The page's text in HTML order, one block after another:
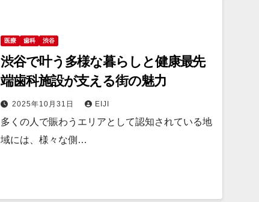
医療 歯科 渋谷
渋谷で叶う多様な暮らしと健康最先
端歯科施設が支える街の魅力
2025年10月31日 EIJI
多くの人で賑わうエリアとして認知されている地
域には、様々な側…